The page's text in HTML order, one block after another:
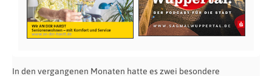
In den vergangenen Monaten hatte es zwei besondere